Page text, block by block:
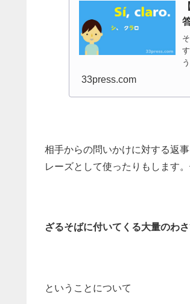
33press.com
相手からの問いかけに対する返
レーズとして使ったりもします。
ざるそばに付いてくる大量のわ
ということについて